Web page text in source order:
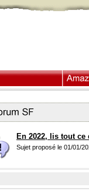
En 2022, lis tout ce
Sujet proposé le 01/01/